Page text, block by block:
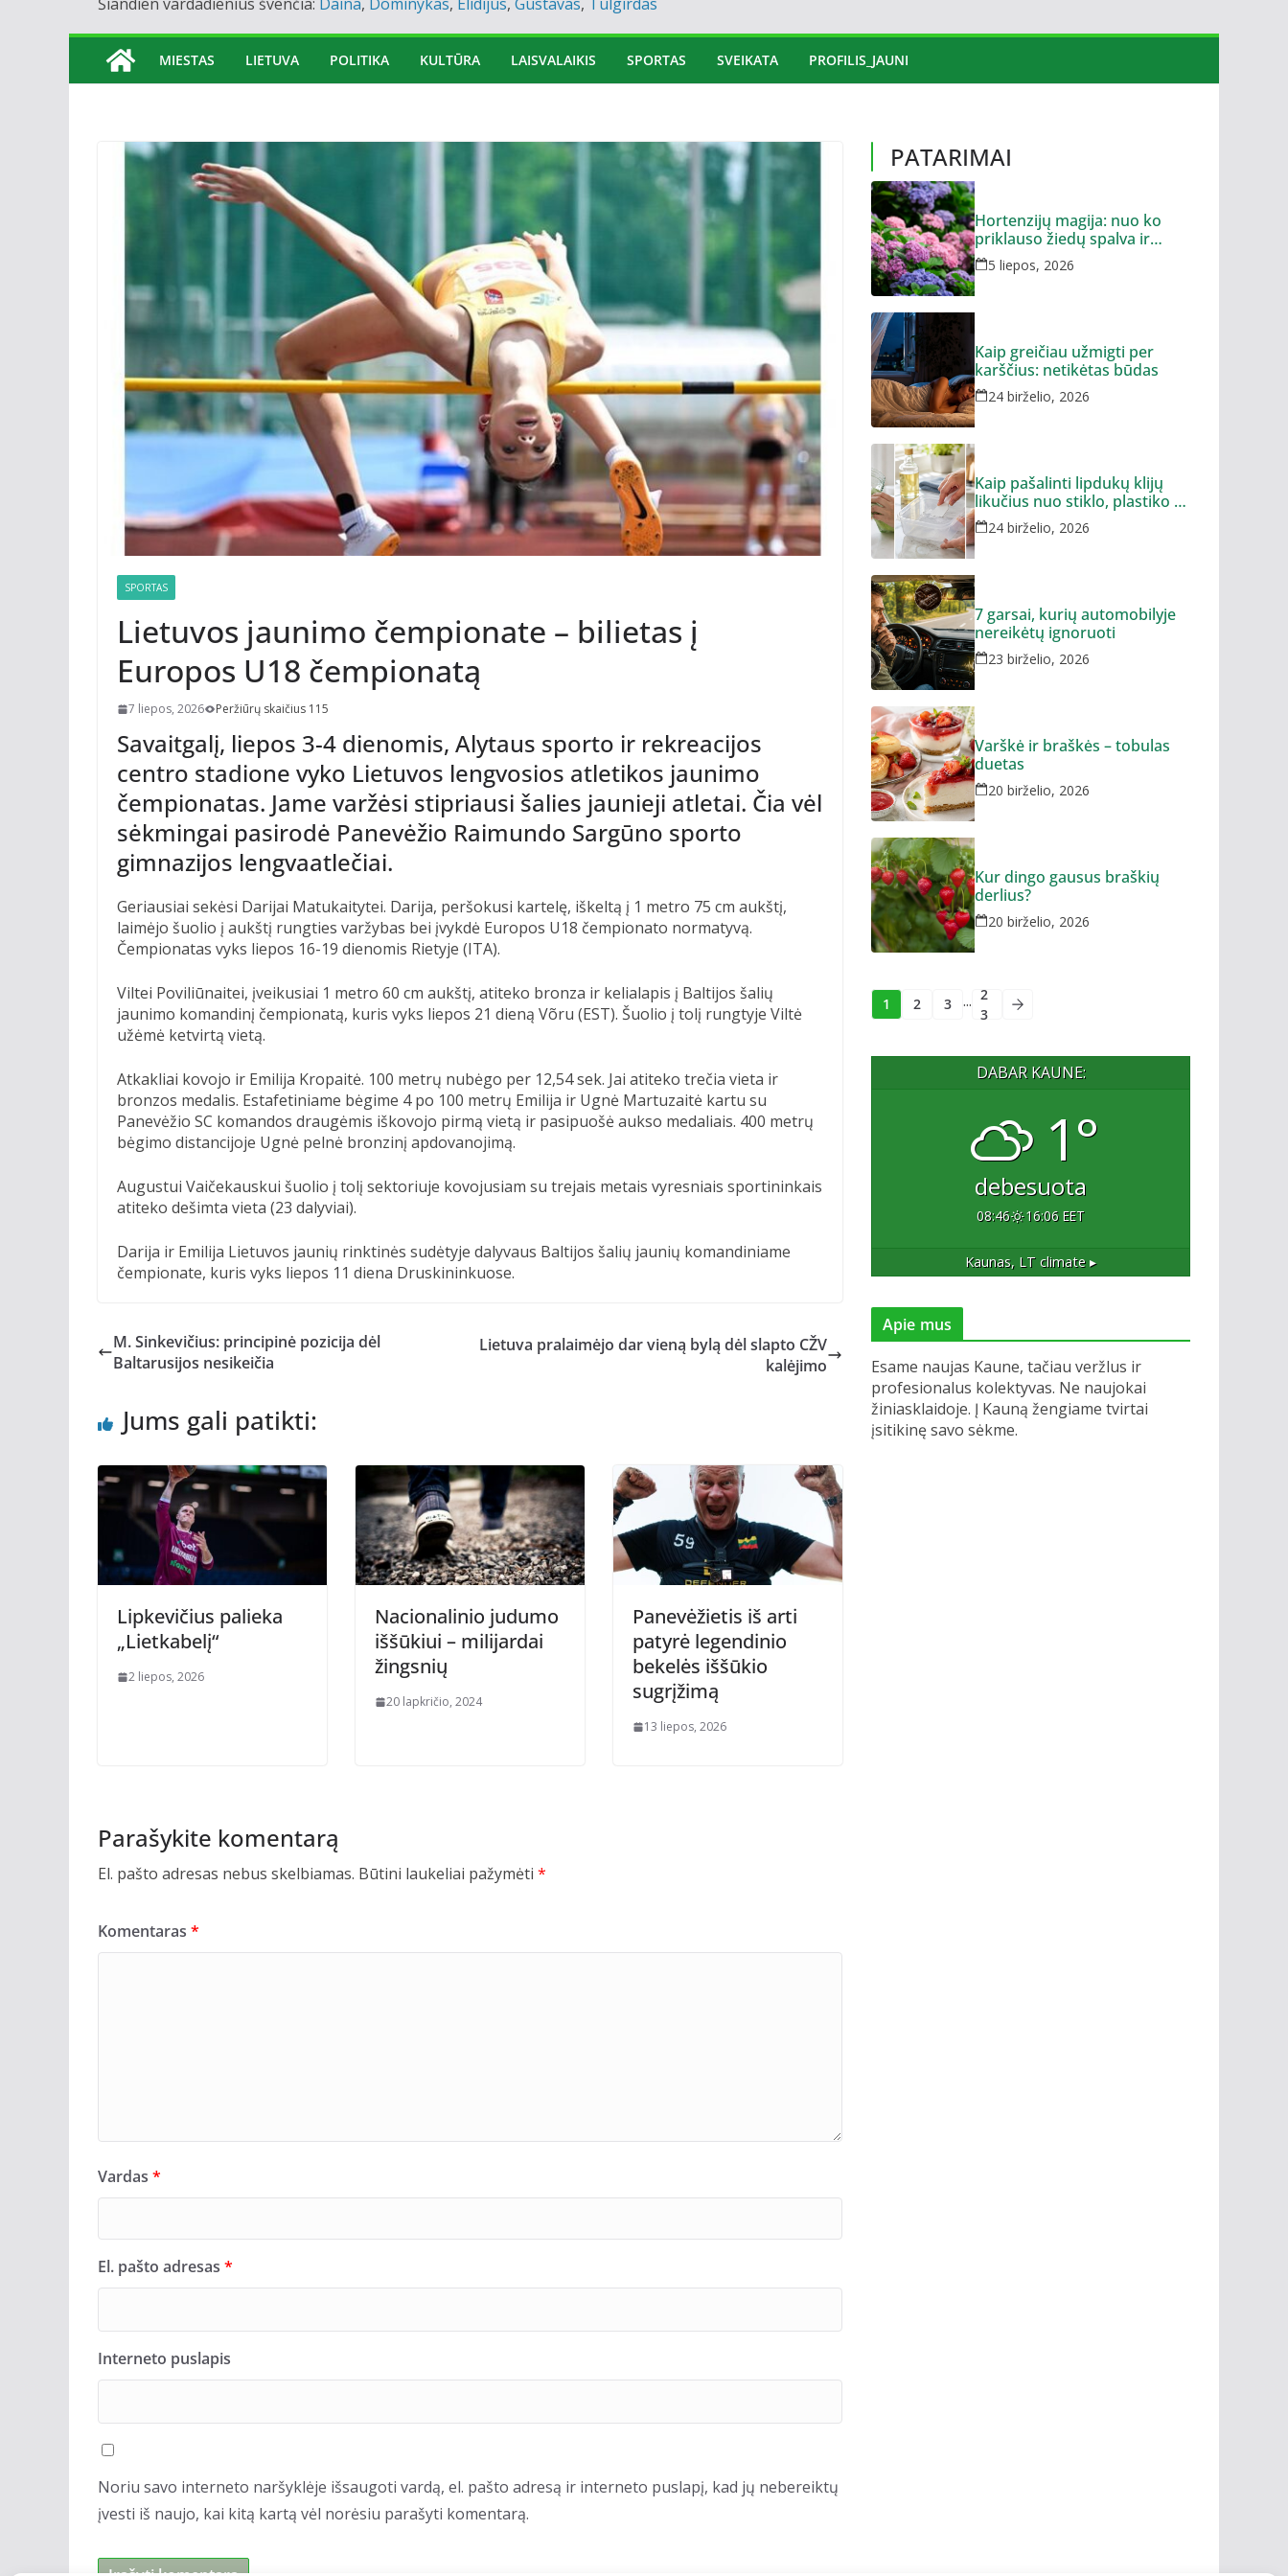
MIESTAS LIETUVA POLITIKA KULTŪRA LAISVALAIKIS SPORTAS SVEIKATA PROFILIS_JAUNI
SPORTAS
Lietuvos jaunimo čempionate – bilietas į
Europos U18 čempionatą
7 liepos, 2026 Peržiūrų skaičius 115
Savaitgalį, liepos 3-4 dienomis, Alytaus sporto ir rekreacijos
centro stadione vyko Lietuvos lengvosios atletikos jaunimo
čempionatas. Jame varžėsi stipriausi šalies jaunieji atletai. Čia vėl
sėkmingai pasirodė Panevėžio Raimundo Sargūno sporto
gimnazijos lengvaatlečiai.
Geriausiai sekėsi Darijai Matukaitytei. Darija, peršokusi kartelę, iškeltą į 1 metro 75 cm aukštį,
laimėjo šuolio į aukštį rungties varžybas bei įvykdė Europos U18 čempionato normatyvą.
Čempionatas vyks liepos 16-19 dienomis Rietyje (ITA).
Viltei Poviliūnaitei, įveikusiai 1 metro 60 cm aukštį, atiteko bronza ir kelialapis į Baltijos šalių
jaunimo komandinį čempionatą, kuris vyks liepos 21 dieną Võru (EST). Šuolio į tolį rungtyje Viltė
užėmė ketvirtą vietą.
Atkakliai kovojo ir Emilija Kropaitė. 100 metrų nubėgo per 12,54 sek. Jai atiteko trečia vieta ir
bronzos medalis. Estafetiniame bėgime 4 po 100 metrų Emilija ir Ugnė Martuzaitė kartu su
Panevėžio SC komandos draugėmis iškovojo pirmą vietą ir pasipuošė aukso medaliais. 400 metrų
bėgimo distancijoje Ugnė pelnė bronzinį apdovanojimą.
Augustui Vaičekauskui šuolio į tolį sektoriuje kovojusiam su trejais metais vyresniais sportininkais
atiteko dešimta vieta (23 dalyviai).
Darija ir Emilija Lietuvos jaunių rinktinės sudėtyje dalyvaus Baltijos šalių jaunių komandiniame
čempionate, kuris vyks liepos 11 diena Druskininkuose.
M. Sinkevičius: principinė pozicija dėl
Baltarusijos nesikeičia
Lietuva pralaimėjo dar vieną bylą dėl slapto CŽV
kalėjimo
Jums gali patikti:
Lipkevičius palieka
„Lietkabelį“
2 liepos, 2026
Nacionalinio judumo
iššūkiui – milijardai
žingsnių
20 lapkričio, 2024
Panevėžietis iš arti
patyrė legendinio
bekelės iššūkio
sugrįžimą
13 liepos, 2026
Parašykite komentarą
El. pašto adresas nebus skelbiamas. Būtini laukeliai pažymėti *
Komentaras *
Vardas *
El. pašto adresas *
Interneto puslapis
Noriu savo interneto naršyklėje išsaugoti vardą, el. pašto adresą ir interneto puslapį, kad jų nebereiktų
įvesti iš naujo, kai kitą kartą vėl norėsiu parašyti komentarą.
PATARIMAI
Hortenzijų magija: nuo ko
priklauso žiedų spalva ir
dydis?
5 liepos, 2026
Kaip greičiau užmigti per
karščius: netikėtas būdas
24 birželio, 2026
Kaip pašalinti lipdukų klijų
likučius nuo stiklo, plastiko ar
metalo
24 birželio, 2026
7 garsai, kurių automobilyje
nereikėtų ignoruoti
23 birželio, 2026
Varškė ir braškės – tobulas
duetas
20 birželio, 2026
Kur dingo gausus braškių
derlius?
20 birželio, 2026
1 2 3 ... 2
3
DABAR KAUNE:
1°
debesuota
08:46 16:06 EET
Kaunas, LT climate ▸
Apie mus
Esame naujas Kaune, tačiau veržlus ir
profesionalus kolektyvas. Ne naujokai
žiniasklaidoje. Į Kauną žengiame tvirtai
įsitikinę savo sėkme.